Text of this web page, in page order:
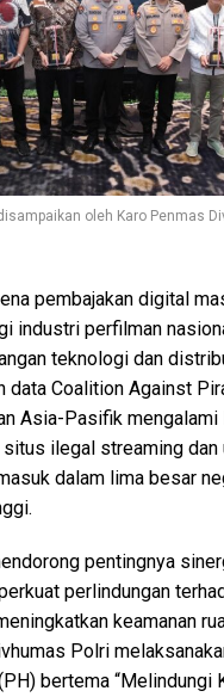
oleh Karo Penmas
pembajakan digital
industri perfilman
teknologi dan
data Coalition Against
Asia-Pasifik
ilegal streaming dan
dalam lima besar
pentingnya
perlindungan
keamanan
Polri
bertema “Melindungi